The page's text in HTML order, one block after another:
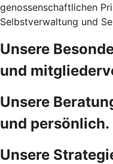
genossenschaftlichen
Selbstverwaltung und
Unsere
und
Unsere
und persönlich.
Unsere